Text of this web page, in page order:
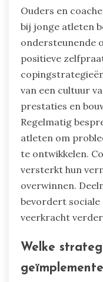
Ouders en
bij jonge atleten
ondersteunende
positieve
van een cultuur
prestaties en
Regelmatig
atleten om
te ontwikkelen.
versterkt hun
overwinnen.
bevordert
veerkracht
Welke